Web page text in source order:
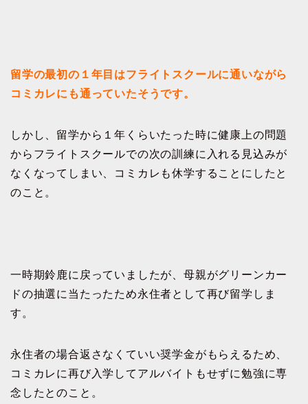
留学の最初の１年目はフライトスクールに通いながら
コミカレにも通っていたそうです。
しかし、留学から１年くらいたった時に健康上の問題
からフライトスクールでの次の訓練に入れる見込みが
なくなってしまい、コミカレも休学することにしたと
のこと。
一時期鈴鹿に戻っていましたが、母親がグリーンカー
ドの抽選に当たったため永住者として再び留学しま
す。
永住者の場合返さなくていい奨学金がもらえるため、
コミカレに再び入学してアルバイトもせずに勉強に専
念したとのこと。